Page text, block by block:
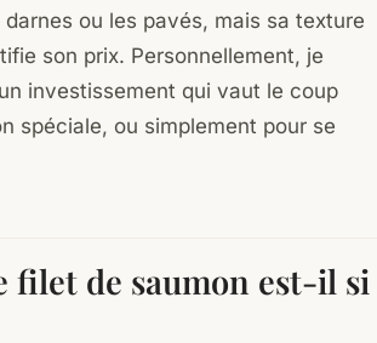
ou les pavés, mais sa texture
son prix. Personnellement, je
investissement qui vaut le coup
spéciale, ou simplement pour se
filet de saumon est-il si